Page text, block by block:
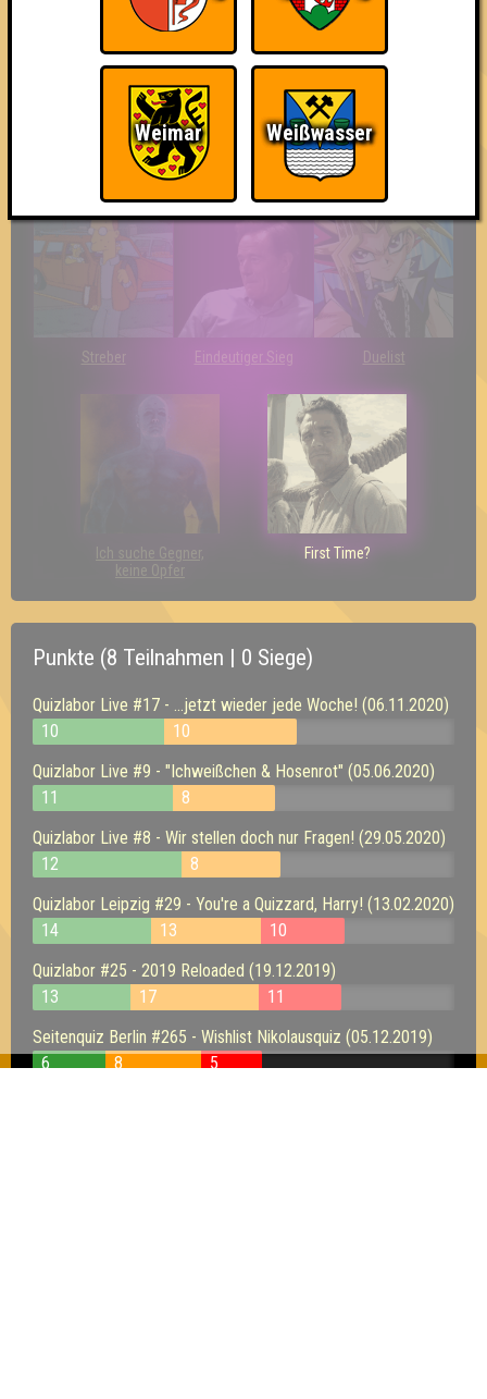
So kurz vorm Sieg! The Last of Us Wir sind ERSTER?!
Streber Eindeutiger Sieg Duelist
Ich suche Gegner,
keine Opfer
First Time?
Punkte (8 Teilnahmen | 0 Siege)
Quizlabor Live #17 - ...jetzt wieder jede Woche! (06.11.2020)
10
10
Quizlabor Live #9 - "Ichweißchen & Hosenrot" (05.06.2020)
11
8
Quizlabor Live #8 - Wir stellen doch nur Fragen! (29.05.2020)
12
8
Quizlabor Leipzig #29 - You're a Quizzard, Harry! (13.02.2020)
14
13
10
Quizlabor #25 - 2019 Reloaded (19.12.2019)
13
17
11
Seitenquiz Berlin #265 - Wishlist Nikolausquiz (05.12.2019)
6
8
5
Weimar Weißwasser